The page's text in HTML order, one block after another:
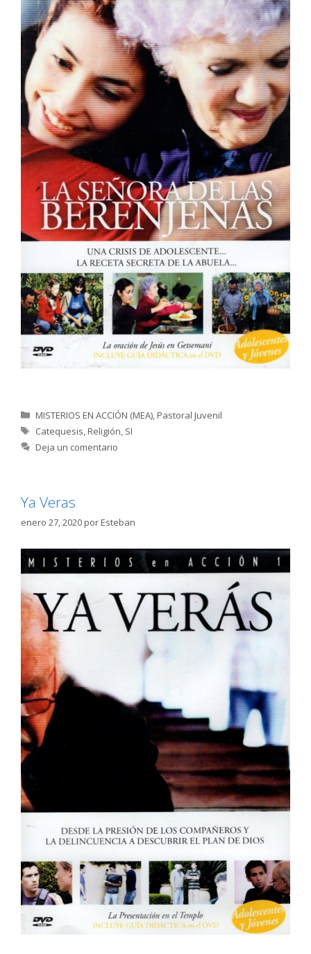
Categorías
MISTERIOS EN ACCIÓN (MEA),Pastoral Juvenil
Etiquetas
Catequesis,Religión, SI
Deja un comentario
Ya Veras
enero 27, 2020porEsteban